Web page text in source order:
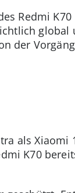
Redmi
global
der
als Xiaomi
K70